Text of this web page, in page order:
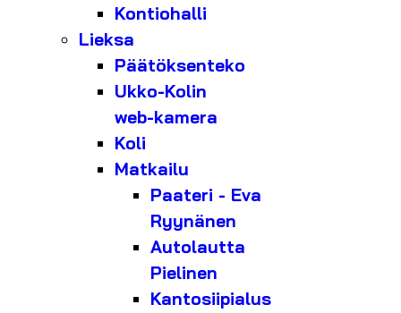
Kontiohalli
Lieksa
Päätöksenteko
Ukko-Kolin
web-kamera
Koli
Matkailu
Paateri - Eva
Ryynänen
Autolautta
Pielinen
Kantosiipialus